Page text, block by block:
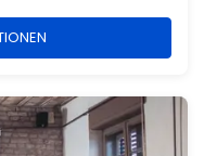
Rahmen des
Uploads
für